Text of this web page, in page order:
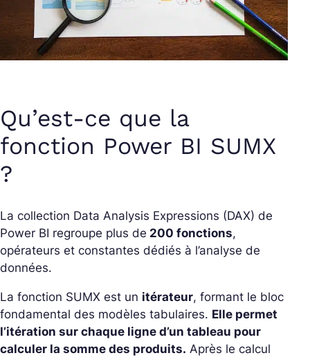
Qu’est-ce que la
fonction Power BI SUMX
?
La collection Data Analysis Expressions (DAX) de
Power BI regroupe plus de 200 fonctions,
opérateurs et constantes dédiés à l’analyse de
données.
La fonction SUMX est un itérateur, formant le bloc
fondamental des modèles tabulaires. Elle permet
l’itération sur chaque ligne d’un tableau pour
calculer la somme des produits. Après le calcul